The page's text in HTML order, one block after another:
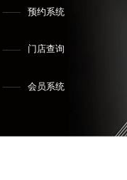
预约系统
门店查询
会员系统